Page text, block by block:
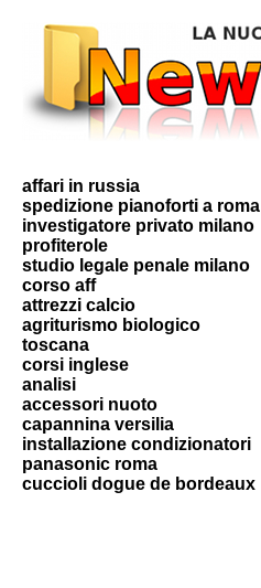
affari in russia
spedizione pianoforti a roma
investigatore privato milano
profiterole
studio legale penale milano
corso aff
attrezzi calcio
agriturismo biologico
toscana
corsi inglese
analisi
accessori nuoto
capannina versilia
installazione condizionatori
panasonic roma
cuccioli dogue de bordeaux